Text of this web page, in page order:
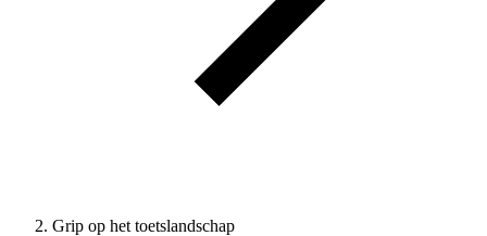
Grip op het toetslandschap